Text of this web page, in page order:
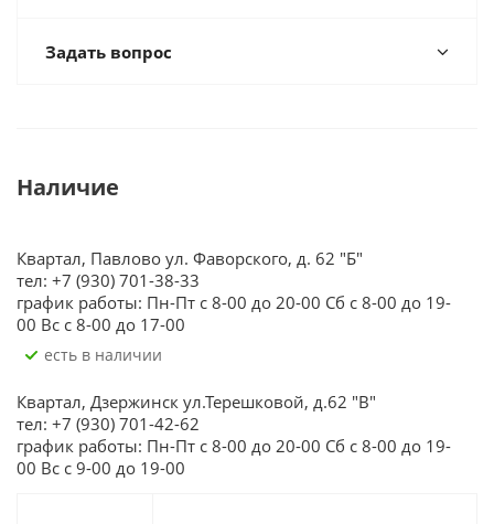
Задать вопрос
Наличие
Квартал, Павлово ул. Фаворского, д. 62 "Б"
тел: +7 (930) 701-38-33
график работы: Пн-Пт с 8-00 до 20-00 Сб с 8-00 до 19-
00 Вс с 8-00 до 17-00
Есть в наличии
Квартал, Дзержинск ул.Терешковой, д.62 "В"
тел: +7 (930) 701-42-62
график работы: Пн-Пт с 8-00 до 20-00 Сб с 8-00 до 19-
00 Вс с 9-00 до 19-00